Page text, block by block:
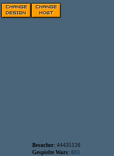
Besucher: 44435126
Gespielte Wars: 803